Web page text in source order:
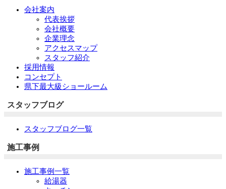
会社案内
代表挨拶
会社概要
企業理念
アクセスマップ
スタッフ紹介
採用情報
コンセプト
県下最大級ショールーム
スタッフブログ
スタッフブログ一覧
施工事例
施工事例一覧
給湯器